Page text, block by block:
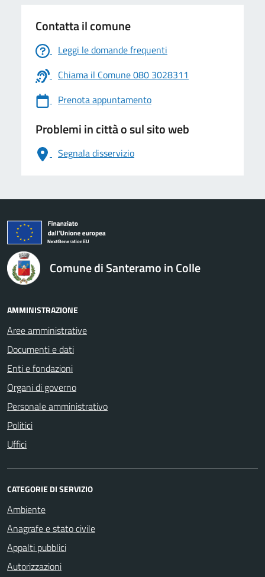
Contatta il comune
Leggi le domande frequenti
Chiama il Comune 080 3028311
Prenota appuntamento
Problemi in città o sul sito web
Segnala disservizio
logo Unione Europea
Comune di Santeramo in Colle
AMMINISTRAZIONE
Aree amministrative
Documenti e dati
Enti e fondazioni
Organi di governo
Personale amministrativo
Politici
Uffici
CATEGORIE DI SERVIZIO
Ambiente
Anagrafe e stato civile
Appalti pubblici
Autorizzazioni